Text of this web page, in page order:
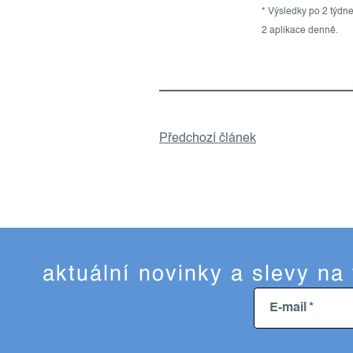
* Výsledky po 2
2 aplikace denně.
Předchozí článek
aktuální novinky a slevy na
E-mail